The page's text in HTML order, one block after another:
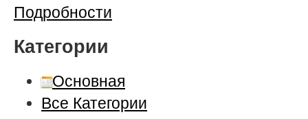
Подробности
Категории
Основная
Все Категории